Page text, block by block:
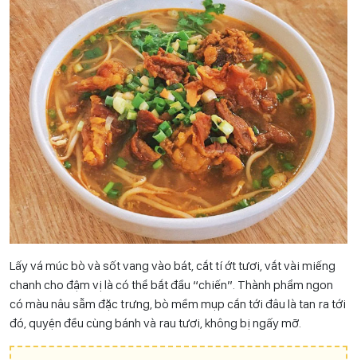
Lấy vá múc bò và sốt vang vào bát, cắt tí ớt tươi, vắt vài miếng
chanh cho đậm vị là có thể bắt đầu “chiến”. Thành phẩm ngon
có màu nâu sẫm đặc trưng, bò mềm mụp cắn tới đâu là tan ra tới
đó, quyện đều cùng bánh và rau tươi, không bị ngấy mỡ.